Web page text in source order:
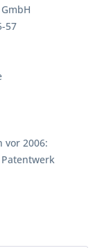
57
vor 2006: